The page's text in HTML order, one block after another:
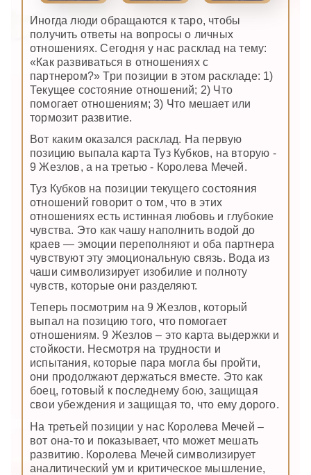
Иногда люди обращаются к таро, чтобы
получить ответы на вопросы о личных
отношениях. Сегодня у нас расклад на тему:
«Как развиваться в отношениях с
партнером?» Три позиции в этом раскладе: 1)
Текущее состояние отношений; 2) Что
помогает отношениям; 3) Что мешает или
тормозит развитие.
Вот каким оказался расклад. На первую
позицию выпала карта Туз Кубков, на вторую -
9 Жезлов, а на третью - Королева Мечей.
Туз Кубков на позиции текущего состояния
отношений говорит о том, что в этих
отношениях есть истинная любовь и глубокие
чувства. Это как чашу наполнить водой до
краев — эмоции переполняют и оба партнера
чувствуют эту эмоциональную связь. Вода из
чаши символизирует изобилие и полноту
чувств, которые они разделяют.
Теперь посмотрим на 9 Жезлов, который
выпал на позицию того, что помогает
отношениям. 9 Жезлов – это карта выдержки и
стойкости. Несмотря на трудности и
испытания, которые пара могла бы пройти,
они продолжают держаться вместе. Это как
боец, готовый к последнему бою, защищая
свои убеждения и защищая то, что ему дорого.
На третьей позиции у нас Королева Мечей –
вот она-то и показывает, что может мешать
развитию. Королева Мечей символизирует
аналитический ум и критическое мышление,